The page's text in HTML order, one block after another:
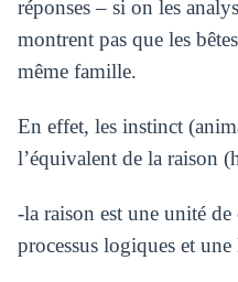
réponses – si on les
montrent pas que les
même famille.
En effet, les instinct
l’équivalent de la raison
-la raison est une unité
processus logiques et